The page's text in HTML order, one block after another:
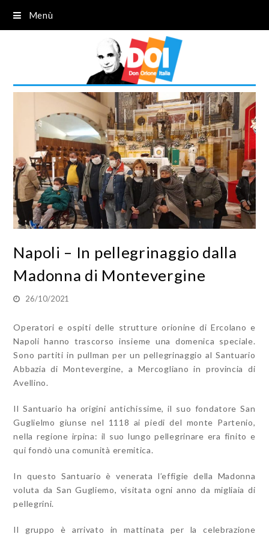
Menù
Napoli – In pellegrinaggio dalla
Madonna di Montevergine
26/10/2021
Operatori e ospiti delle strutture orionine di Ercolano e
Napoli hanno trascorso insieme una domenica speciale.
Sono partiti in pullman per un pellegrinaggio al Santuario
Abbazia di Montevergine, a Mercogliano in provincia di
Avellino.
Il Santuario ha origini antichissime, il suo fondatore San
Guglielmo giunse nel 1118 ai piedi del monte Partenio,
nella regione irpina: il suo lungo pellegrinare era finito e
qui fondò una comunità eremitica.
In questo Santuario è venerata l’effigie della Madonna
voluta da San Gugliemo, visitata ogni anno da migliaia di
pellegrini.
Il gruppo è arrivato in mattinata per la celebrazione